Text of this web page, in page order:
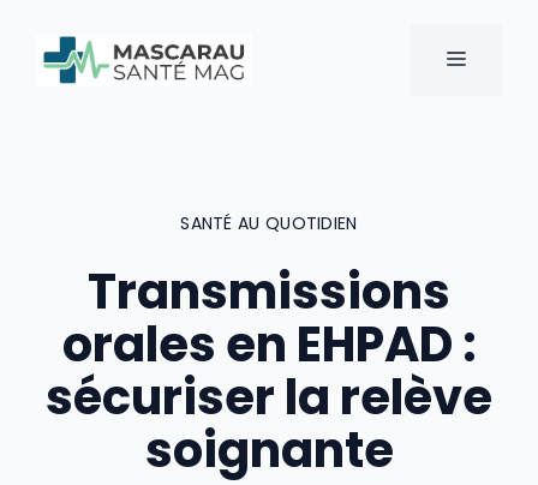
contenu
MENU
SANTÉ AU QUOTIDIEN
Transmissions
orales en EHPAD :
sécuriser la relève
soignante